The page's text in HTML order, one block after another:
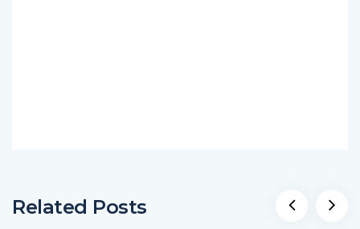
Related Posts